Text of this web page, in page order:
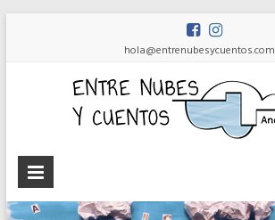
hola@entrenubesycuentos.com